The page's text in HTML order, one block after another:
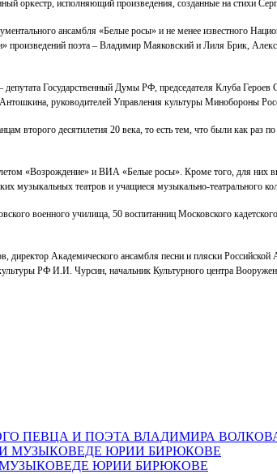
оркестр, исполняющий произведения, созданные на стихи
ансамбля «Белые росы» и не менее известного
произведений поэта – Владимир Маяковский и Лиля Брик,
депутата Государственный Думы РФ, председателя Клуба
руководителей Управления культуры Минобороны
второго десятилетия 20 века, то есть тем, что были как
«Возрождение» и ВИА «Белые росы». Кроме того, для них
музыкальных театров и учащиеся музыкально-театрального
военного училища, 50 воспитанниц Московского
Академического ансамбля песни и пляски
РФ И.И. Чурсин, начальник Культурного центра
ПЕВЦА И ПОЭТА ВЛАДИМИРА
ЮРИИ БИРЮКОВЕ